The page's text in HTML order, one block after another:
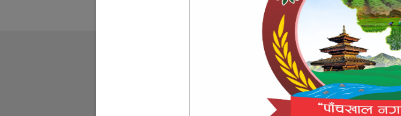
जानकारी
बजेट